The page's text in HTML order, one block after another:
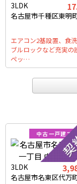
3LDK
名古屋市千種区東明
エアコン2基設置、食
ブルロックなど充実の
ペッ…
中古一戸建て
3LDK
名古屋市名東区代万